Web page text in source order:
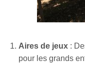
Aires de jeux :
pour les grands